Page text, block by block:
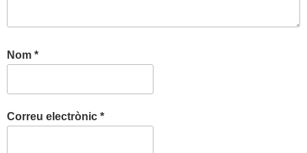
Nom *
Correu electrònic *